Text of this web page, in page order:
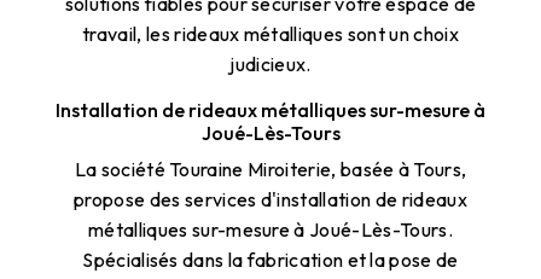
travail, les rideaux métalliques sont un choix
judicieux.
Installation de rideaux métalliques sur-mesure à
Joué-Lès-Tours
La société Touraine Miroiterie, basée à Tours,
propose des services d'installation de rideaux
métalliques sur-mesure à Joué-Lès-Tours.
Spécialisés dans la fabrication et la pose de